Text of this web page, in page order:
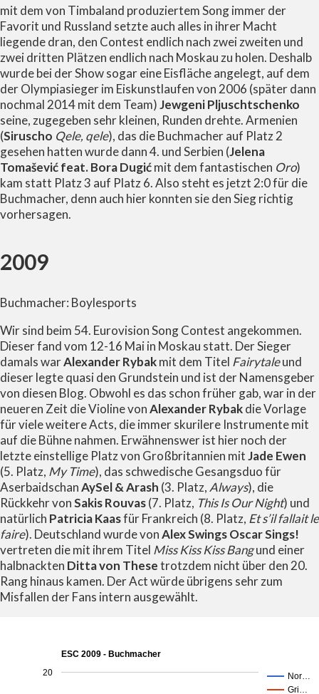
mit dem von Timbaland produziertem Song immer der
Favorit und Russland setzte auch alles in ihrer Macht
liegende dran, den Contest endlich nach zwei zweiten und
zwei dritten Plätzen endlich nach Moskau zu holen. Deshalb
wurde bei der Show sogar eine Eisfläche angelegt, auf dem
der Olympiasieger im Eiskunstlaufen von 2006 (später dann
nochmal 2014 mit dem Team)Jewgeni Pljuschtschenko
seine, zugegeben sehr kleinen, Runden drehte. Armenien
(Siruscho Qele, qele), das die Buchmacher auf Platz 2
gesehen hatten wurde dann 4. und Serbien (Jelena
Tomašević feat. Bora Dugićmit dem fantastischen Oro)
kam statt Platz 3 auf Platz 6. Also steht es jetzt 2:0 für die
Buchmacher, denn auch hier konnten sie den Sieg richtig
vorhersagen.
2009
Buchmacher: Boylesports
Wir sind beim 54. Eurovision Song Contest angekommen.
Dieser fand vom 12-16 Mai in Moskau statt. Der Sieger
damals warAlexander Rybakmit dem Titel Fairytaleund
dieser legte quasi den Grundstein und ist der Namensgeber
von diesen Blog. Obwohl es das schon früher gab, war in der
neueren Zeit die Violine vonAlexander Rybakdie Vorlage
für viele weitere Acts, die immer skurilere Instrumente mit
auf die Bühne nahmen. Erwähnenswer ist hier noch der
letzte einstellige Platz von Großbritannien mitJade Ewen
(5. Platz, My Time), das schwedische Gesangsduo für
AserbaidschanAySel & Arash (3. Platz, Always), die
Rückkehr vonSakis Rouvas(7. Platz, This Is Our Night) und
natürlich Patricia Kaasfür Frankreich (8. Platz, Et s’il fallait le
faire). Deutschland wurde vonAlex Swings Oscar Sings!
vertreten die mit ihrem Titel Miss Kiss Kiss Bangund einer
halbnackten Ditta von Thesetrotzdem nicht über den 20.
Rang hinaus kamen. Der Act würde übrigens sehr zum
Misfallen der Fans intern ausgewählt.
ESC 2009 - Buchmacher
Nor…
Gri…
20